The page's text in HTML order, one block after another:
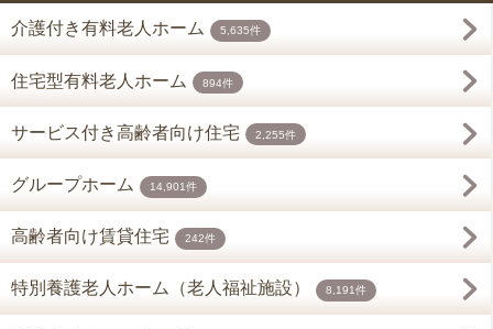
介護付き有料老人ホーム 5,635件
住宅型有料老人ホーム 894件
サービス付き高齢者向け住宅 2,255件
グループホーム 14,901件
高齢者向け賃貸住宅 242件
特別養護老人ホーム（老人福祉施設） 8,191件